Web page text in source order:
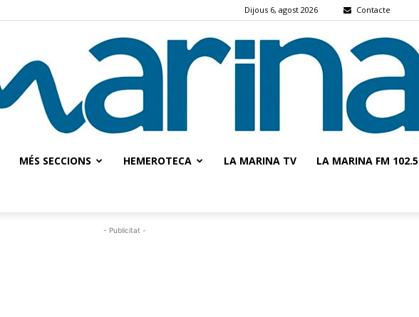
Dijous 6, agost 2026 Contacte
MÉS SECCIONS HEMEROTECA LA MARINA TV LA MARINA FM 102.5
- Publicitat -